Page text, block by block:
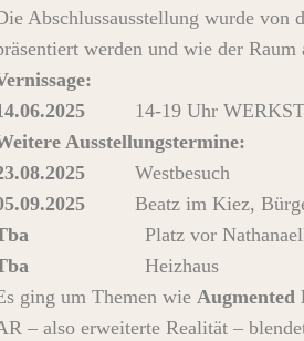
Abschlussausstellung wurde von
werden und wie der Raum
14-19 Uhr
Ausstellungstermine:
Westbesuch
Beatz im Kiez,
Platz vor
Heizhaus
ging um Themen wie Augmented
– also erweiterte Realität –